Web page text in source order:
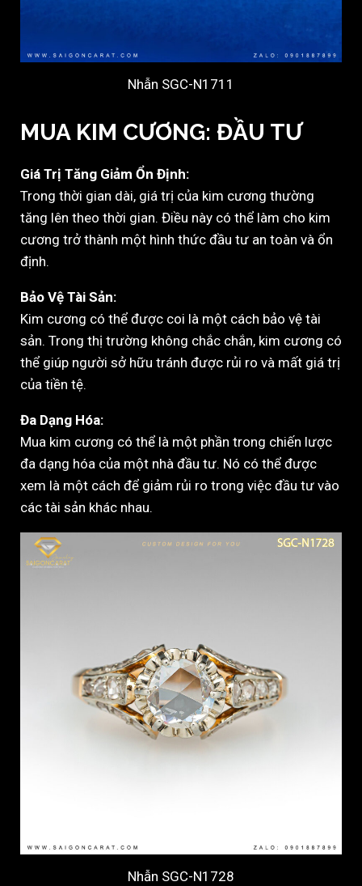
Nhẫn SGC-N1711
MUA KIM CƯƠNG: ĐẦU TƯ
Giá Trị Tăng Giảm Ổn Định:
Trong thời gian dài, giá trị của kim cương thường
tăng lên theo thời gian. Điều này có thể làm cho kim
cương trở thành một hình thức đầu tư an toàn và ổn
định.
Bảo Vệ Tài Sản:
Kim cương có thể được coi là một cách bảo vệ tài
sản. Trong thị trường không chắc chắn, kim cương có
thể giúp người sở hữu tránh được rủi ro và mất giá trị
của tiền tệ.
Đa Dạng Hóa:
Mua kim cương có thể là một phần trong chiến lược
đa dạng hóa của một nhà đầu tư. Nó có thể được
xem là một cách để giảm rủi ro trong việc đầu tư vào
các tài sản khác nhau.
Nhẫn SGC-N1728